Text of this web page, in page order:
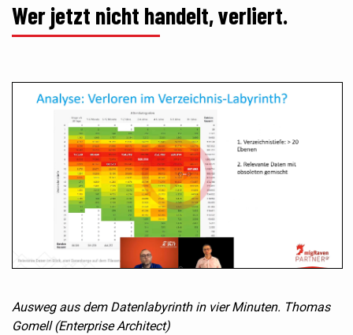
Wer jetzt nicht handelt, verliert.
Ausweg aus dem Datenlabyrinth in vier Minuten. Thomas
Gomell (Enterprise Architect)